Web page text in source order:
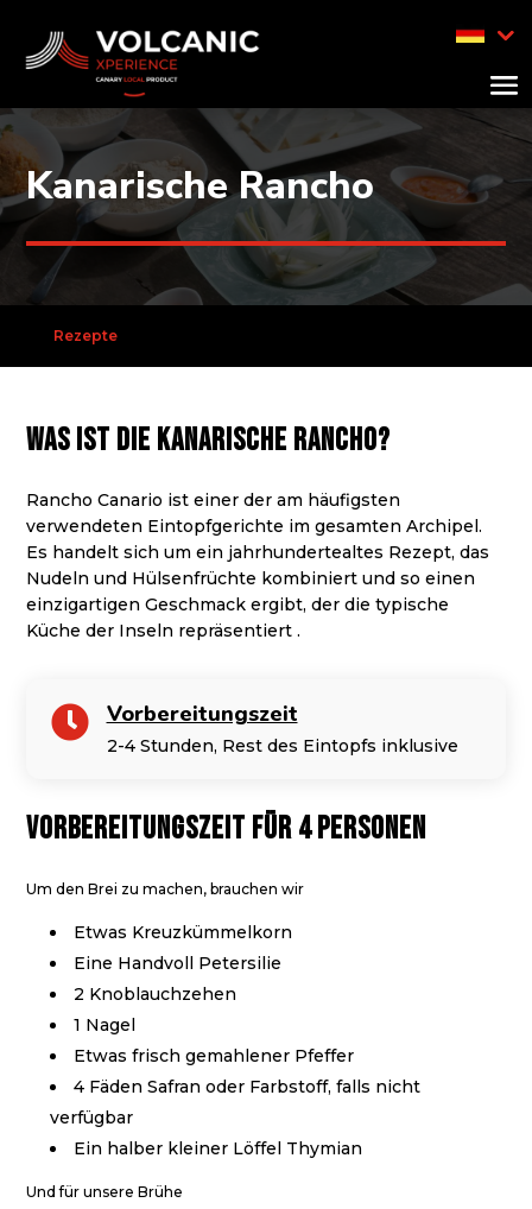
Kanarische Rancho
Rezepte
Was ist die kanarische Rancho?
Rancho Canario ist einer der am häufigsten
verwendeten Eintopfgerichte im gesamten Archipel.
Es handelt sich um ein jahrhundertealtes Rezept, das
Nudeln und Hülsenfrüchte kombiniert und so einen
einzigartigen Geschmack ergibt, der die typische
Küche der Inseln repräsentiert .
 Vorbereitungszeit
2-4 Stunden, Rest des Eintopfs inklusive
Vorbereitungszeit für 4 Personen
Um den Brei zu machen, brauchen wir
Etwas Kreuzkümmelkorn
Eine Handvoll Petersilie
2 Knoblauchzehen
1 Nagel
Etwas frisch gemahlener Pfeffer
4 Fäden Safran oder Farbstoff, falls nicht
verfügbar
Ein halber kleiner Löffel Thymian
Und für unsere Brühe